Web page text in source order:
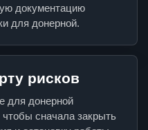
документацию
для донерной.
рисков
для донерной
чтобы сначала закрыть